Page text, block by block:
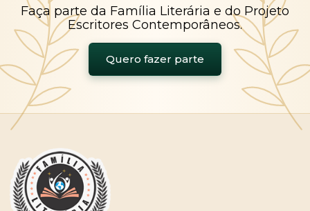
Faça parte da Família Literária e do Projeto
Escritores Contemporâneos.
Quero fazer parte